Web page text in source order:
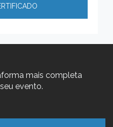
mais completa
evento.